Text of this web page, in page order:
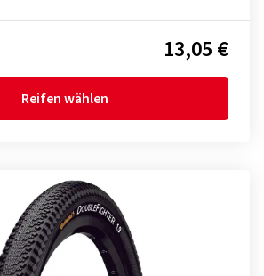
13,05 €
Reifen wählen